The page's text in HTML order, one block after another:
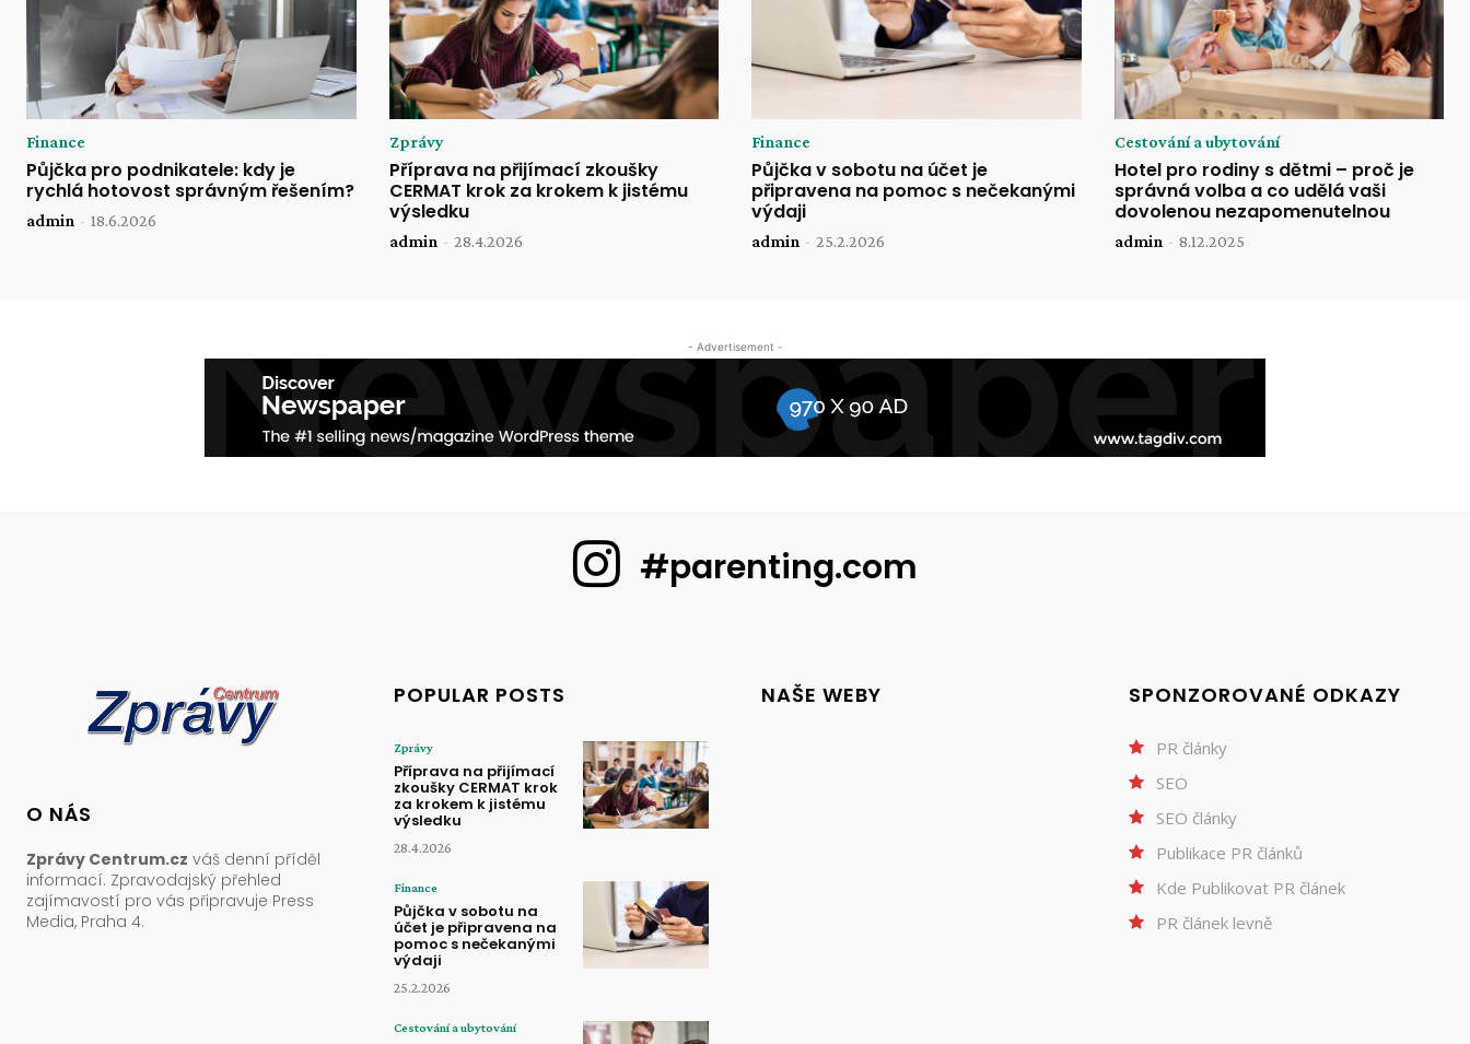
Finance
Půjčka pro podnikatele: kdy je
rychlá hotovost správným řešením?
admin - 18.6.2026
Zprávy
Příprava na přijímací zkoušky
CERMAT krok za krokem k jistému
výsledku
admin - 28.4.2026
Finance
Půjčka v sobotu na účet je
připravena na pomoc s nečekanými
výdaji
admin - 25.2.2026
Cestování a ubytování
Hotel pro rodiny s dětmi – proč je
správná volba a co udělá vaši
dovolenou nezapomenutelnou
admin - 8.12.2025
- Advertisement -
#parenting.com
O NÁS
Zprávy Centrum.cz váš denní příděl
informací. Zpravodajský přehled
zajímavostí pro vás připravuje Press
Media, Praha 4.
POPULAR POSTS
Zprávy
Příprava na přijímací
zkoušky CERMAT krok
za krokem k jistému
výsledku
28.4.2026
Finance
Půjčka v sobotu na
účet je připravena na
pomoc s nečekanými
výdaji
25.2.2026
Cestování a ubytování
NAŠE WEBY SPONZOROVANÉ ODKAZY
PR články
SEO
SEO články
Publikace PR článků
Kde Publikovat PR článek
PR článek levně